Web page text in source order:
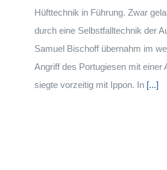
Hüfttechnik in Führung. Zwar
durch eine Selbstfalltechnik der
Samuel Bischoff übernahm im
Angriff des Portugiesen mit einer
siegte vorzeitig mit Ippon. In [...]